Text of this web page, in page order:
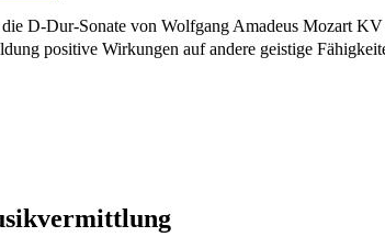
D-Dur-Sonate von Wolfgang Amadeus Mozart
positive Wirkungen auf andere geistige